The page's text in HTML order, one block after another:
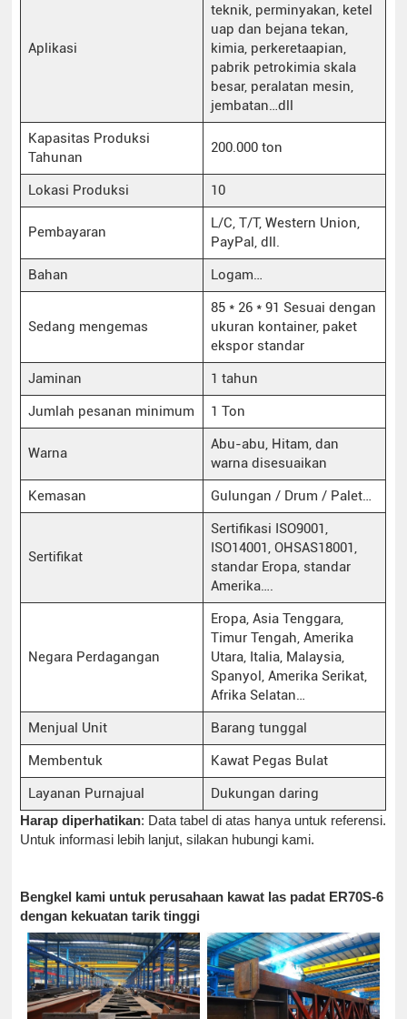
Aplikasi
teknik, perminyakan, ketel
uap dan bejana tekan,
kimia, perkeretaapian,
pabrik petrokimia skala
besar, peralatan mesin,
jembatan…dll
Kapasitas Produksi
Tahunan
200.000 ton
Lokasi Produksi 10
Pembayaran
L/C, T/T, Western Union,
PayPal, dll.
Bahan
Logam…
Sedang mengemas
85 * 26 * 91 Sesuai dengan
ukuran kontainer, paket
ekspor standar
Jaminan
1 tahun
Jumlah pesanan minimum
1 Ton
Warna
Abu-abu, Hitam, dan
warna disesuaikan
Kemasan
Gulungan / Drum / Palet…
Sertifikat
Sertifikasi ISO9001,
ISO14001, OHSAS18001,
standar Eropa, standar
Amerika….
Negara Perdagangan
Eropa, Asia Tenggara,
Timur Tengah, Amerika
Utara, Italia, Malaysia,
Spanyol, Amerika Serikat,
Afrika Selatan…
Menjual Unit
Barang tunggal
Membentuk
Kawat Pegas Bulat
Layanan Purnajual
Dukungan daring
Harap diperhatikan: Data tabel di atas hanya untuk referensi.
Untuk informasi lebih lanjut, silakan hubungi kami.
Bengkel kami untuk perusahaan kawat las padat ER70S-6
dengan kekuatan tarik tinggi